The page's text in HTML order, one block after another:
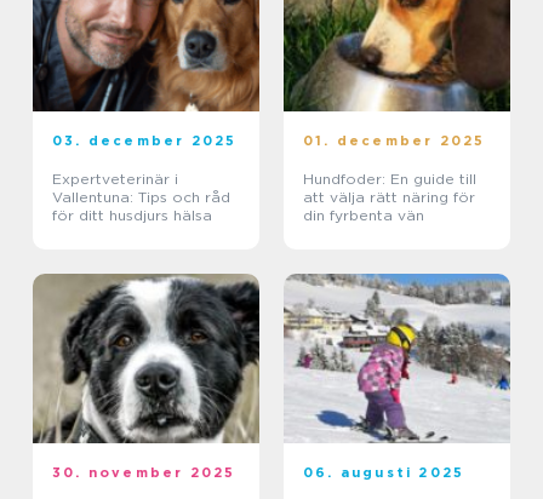
03. december 2025
Expertveterinär i
Vallentuna: Tips och råd
för ditt husdjurs hälsa
01. december 2025
Hundfoder: En guide till
att välja rätt näring för
din fyrbenta vän
30. november 2025 06. augusti 2025